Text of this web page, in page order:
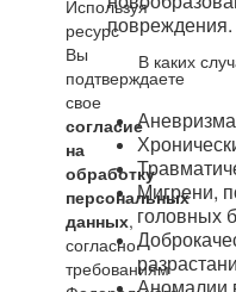
повреждения.
В каких
Мигрени,
головных
Используя
ресурс
Вы
подтверждаете
свое
согласие
на
обработку
персональных
данных,
согласно
требованиям